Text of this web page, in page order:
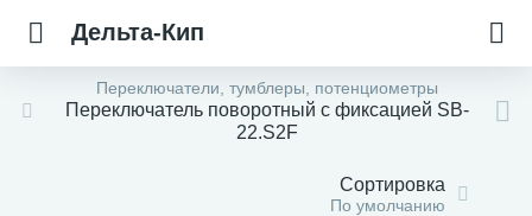
Дельта-Кип
Переключатели, тумблеры, потенциометры
Переключатель поворотный с фиксацией SB-
22.S2F
Сортировка
По умолчанию